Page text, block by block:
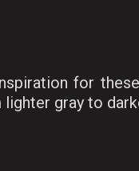
for
gray to